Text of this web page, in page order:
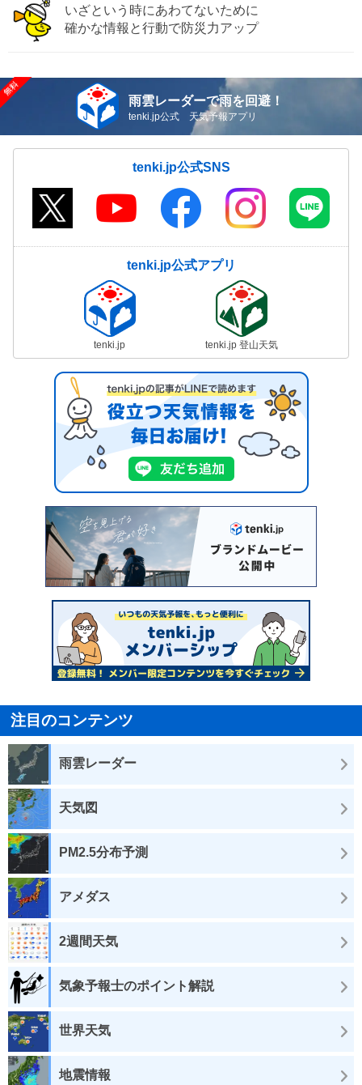
いざという時にあわてないために
確かな情報と行動で防災力アップ
雨雲レーダーで雨を回避！
tenki.jp公式 天気予報アプリ
tenki.jp公式SNS
tenki.jp公式アプリ
tenki.jp tenki.jp 登山天気
注目のコンテンツ
雨雲レーダー
天気図
PM2.5分布予測
アメダス
2週間天気
気象予報士のポイント解説
世界天気
地震情報